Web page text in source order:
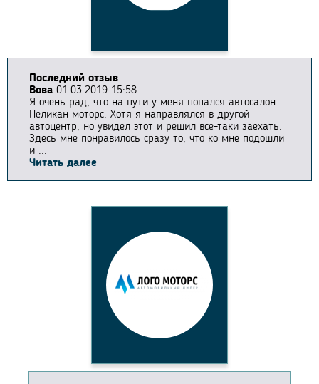
Последний отзыв
Вова 01.03.2019 15:58
Я очень рад, что на пути у меня попался автосалон
Пеликан моторс. Хотя я направлялся в другой
автоцентр, но увидел этот и решил все-таки заехать.
Здесь мне понравилось сразу то, что ко мне подошли
и ...
Читать далее